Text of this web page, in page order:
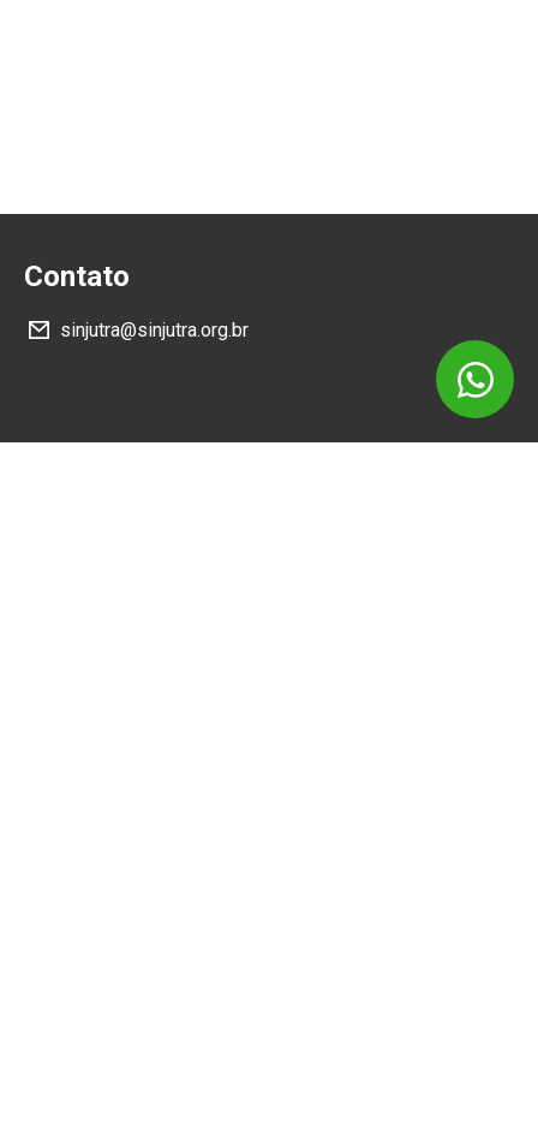
Contato
sinjutra@sinjutra.org.br